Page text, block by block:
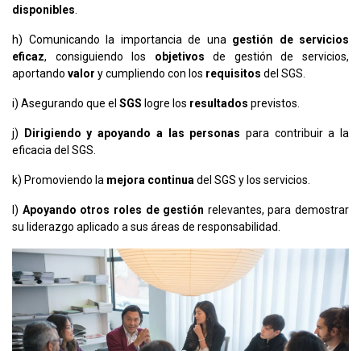
disponibles
h) Comunicando la importancia de una gestión de servicios
eficaz, consiguiendo los objetivos de gestión de servicios,
aportando valor y cumpliendo con los requisitos del SGS.
i) Asegurando que el SGS logre los resultados previstos.
j) Dirigiendo y apoyando a las personas para contribuir a la
eficacia del SGS.
k) Promoviendo la mejora continua del SGS y los servicios.
l) Apoyando otros roles de gestión relevantes, para demostrar
su liderazgo aplicado a sus áreas de responsabilidad.